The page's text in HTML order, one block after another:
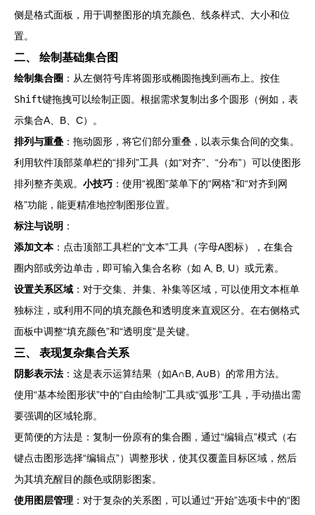
侧是格式面板，用于调整图形的填充颜色、线条样式、大小和位
置。
二、 绘制基础集合图
绘制集合圈 ：从左侧符号库将圆形或椭圆拖拽到画布上。按住
Shift键拖拽可以绘制正圆。根据需求复制出多个圆形（例如，表
示集合A、B、C）。
排列与重叠 ：拖动圆形，将它们部分重叠，以表示集合间的交集。
利用软件顶部菜单栏的“排列”工具（如“对齐”、“分布”）可以使图形
排列整齐美观。 小技巧 ：使用“视图”菜单下的“网格”和“对齐到网
格”功能，能更精准地控制图形位置。
标注与说明 ：
添加文本：点击顶部工具栏的“文本”工具（字母A图标），在集合
圈内部或旁边单击，即可输入集合名称（如 A, B, U）或元素。
设置关系区域 ：对于交集、并集、补集等区域，可以使用文本框单
独标注，或利用不同的填充颜色和透明度来直观区分。在右侧格式
面板中调整“填充颜色”和“透明度”是关键。
三、 表现复杂集合关系
阴影表示法 ：这是表示运算结果（如A∩B, A∪B）的常用方法。
使用“基本绘图形状”中的“自由绘制”工具或“弧形”工具，手动描出需
要强调的区域轮廓。
更简便的方法是：复制一份原有的集合圈，通过“编辑点”模式（右
键点击图形选择“编辑点”）调整形状，使其仅覆盖目标区域，然后
为其填充醒目的颜色或阴影图案。
使用图层管理 ：对于复杂的关系图，可以通过“开始”选项卡中的“图